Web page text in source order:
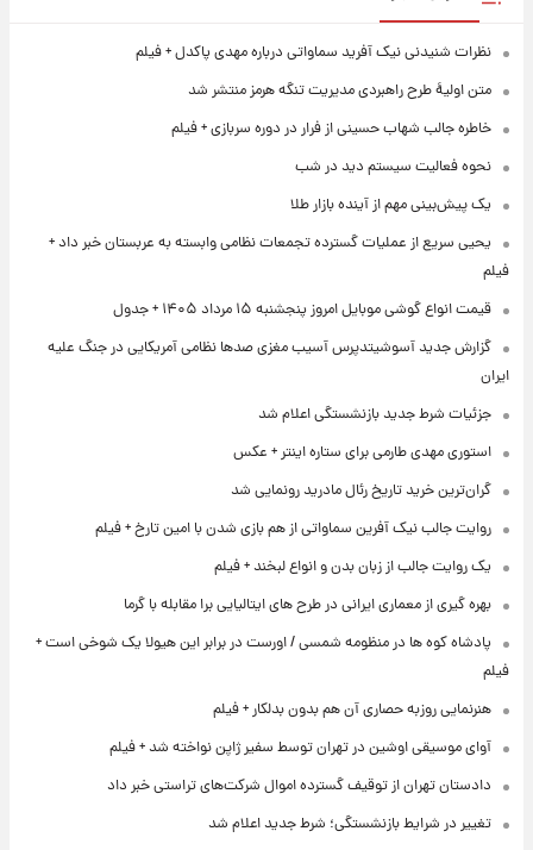
نظرات شنیدنی نیک آفرید سماواتی درباره مهدی پاکدل + فیلم
متن اولیۀ طرح راهبردی مدیریت تنگه هرمز منتشر شد
خاطره جالب شهاب حسینی از فرار در دوره سربازی + فیلم
نحوه فعالیت سیستم دید در شب
یک پیش‌بینی مهم از آینده بازار طلا
یحیی سریع از عملیات گسترده تجمعات نظامی وابسته به عربستان خبر داد +
فیلم
قیمت انواع گوشی موبایل امروز پنجشنبه ۱۵ مرداد ۱۴۰۵ + جدول
گزارش جدید آسوشیتدپرس آسیب مغزی صدها نظامی آمریکایی در جنگ علیه
ایران
جزئیات شرط جدید بازنشستگی اعلام شد
استوری مهدی طارمی برای ستاره اینتر + عکس
گران‌ترین خرید تاریخ رئال مادرید رونمایی شد
روایت جالب نیک آفرین سماواتی از هم بازی شدن با امین تارخ + فیلم
یک روایت جالب از زبان بدن و انواع لبخند + فیلم
بهره گیری از معماری ایرانی در طرح های ایتالیایی برا مقابله با گرما
پادشاه کوه ها در منظومه شمسی / اورست در برابر این هیولا یک شوخی است +
فیلم
هنرنمایی روزبه حصاری آن هم بدون بدلکار + فیلم
آوای موسیقی اوشین در تهران توسط سفیر ژاپن نواخته شد + فیلم
دادستان تهران از توقیف گسترده اموال شرکت‌های تراستی خبر داد
تغییر در شرایط بازنشستگی؛ شرط جدید اعلام شد